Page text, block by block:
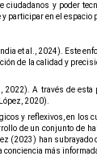
y poder
participar en el espacio
et al., 2024). Este
de la calidad y
A través de
2020).
y reflexivos, en
de un conjunto
han
más